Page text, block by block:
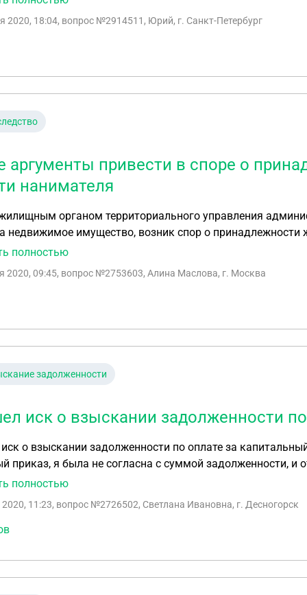
2020, 18:04, вопрос №2914511, Юрий, г. Санкт-Петербург
аргументы привести в споре о
нанимателя
органом территориального управления
недвижимое имущество, возник спор о
государственного жилого фонда. Наниматель этого
найма, однако умер до заключения договора.
квартиры в состав наследственной массы никем не
иным лицам в порядке улучшения их
в наличии у него права выдать новый орде! на жилое
полностью
2020, 09:45, вопрос №2753603, Алина Маслова, г. Москва
задолженности
иск о взыскании задолженности
задолженности по оплате за капитальный ремонт. Что делать? До этого приходил
с суммой задолженности, и отменила путем подачи заявления об отмене
приказа. Сейчас иск пришел . Я стала собственником жилья с 2018
полностью
11:23, вопрос №2726502, Светлана Ивановна, г. Десногорск